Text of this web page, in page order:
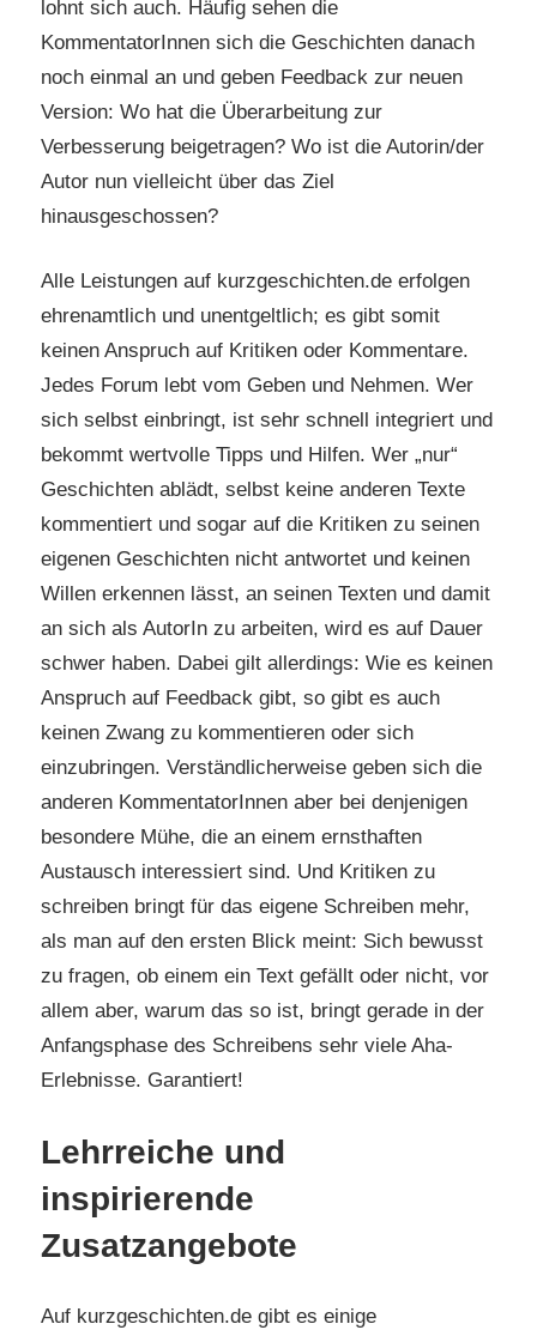
lohnt sich auch. Häufig sehen die
KommentatorInnen sich die Geschichten danach
noch einmal an und geben Feedback zur neuen
Version: Wo hat die Überarbeitung zur
Verbesserung beigetragen? Wo ist die Autorin/der
Autor nun vielleicht über das Ziel
hinausgeschossen?
Alle Leistungen auf kurzgeschichten.de erfolgen
ehrenamtlich und unentgeltlich; es gibt somit
keinen Anspruch auf Kritiken oder Kommentare.
Jedes Forum lebt vom Geben und Nehmen. Wer
sich selbst einbringt, ist sehr schnell integriert und
bekommt wertvolle Tipps und Hilfen. Wer „nur“
Geschichten ablädt, selbst keine anderen Texte
kommentiert und sogar auf die Kritiken zu seinen
eigenen Geschichten nicht antwortet und keinen
Willen erkennen lässt, an seinen Texten und damit
an sich als AutorIn zu arbeiten, wird es auf Dauer
schwer haben. Dabei gilt allerdings: Wie es keinen
Anspruch auf Feedback gibt, so gibt es auch
keinen Zwang zu kommentieren oder sich
einzubringen. Verständlicherweise geben sich die
anderen KommentatorInnen aber bei denjenigen
besondere Mühe, die an einem ernsthaften
Austausch interessiert sind. Und Kritiken zu
schreiben bringt für das eigene Schreiben mehr,
als man auf den ersten Blick meint: Sich bewusst
zu fragen, ob einem ein Text gefällt oder nicht, vor
allem aber, warum das so ist, bringt gerade in der
Anfangsphase des Schreibens sehr viele Aha-
Erlebnisse. Garantiert!
Lehrreiche und
inspirierende
Zusatzangebote
Auf kurzgeschichten.de gibt es einige